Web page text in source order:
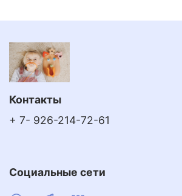
Контакты
+ 7- 926-214-72-61
Социальные сети